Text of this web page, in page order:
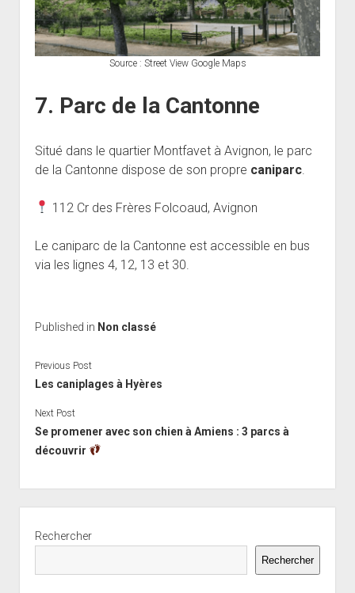
Source : Street View Google Maps
7. Parc de la Cantonne
Situé dans le quartier Montfavet à Avignon, le parc
de la Cantonne dispose de son propre caniparc.
112 Cr des Frères Folcoaud, Avignon
Le caniparc de la Cantonne est accessible en bus
via les lignes 4, 12, 13 et 30.
Published in Non classé
Previous Post
Les caniplages à Hyères
Next Post
Se promener avec son chien à Amiens : 3 parcs à
découvrir
Rechercher
Rechercher